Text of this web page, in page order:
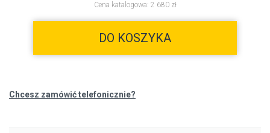
Cena katalogowa: 2 680 zł
DO KOSZYKA
Chcesz zamówić telefonicznie?